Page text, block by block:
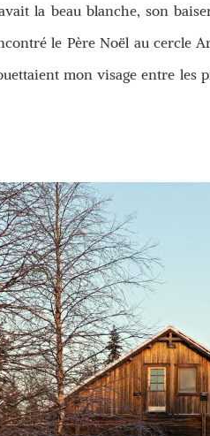
la beau blanche, son
le Père Noël au cercle
mon visage entre